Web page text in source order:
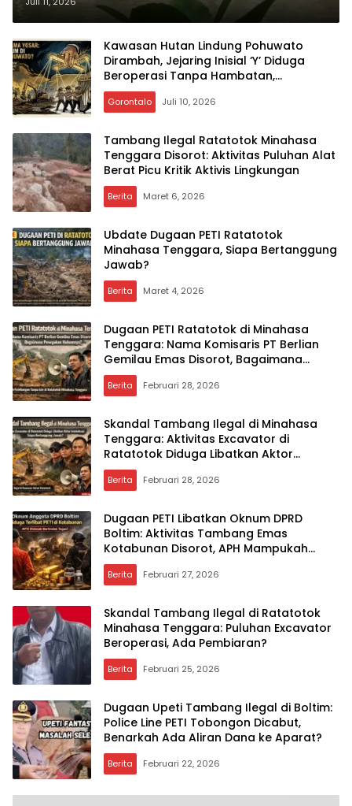
Tambang Ilegal Berlanjut?
Kawasan Hutan Lindung Pohuwato
Dirambah, Jejaring Inisial ‘Y’ Diduga
Beroperasi Tanpa Hambatan,
Bagaimana Modusnya?
Gorontalo Juli 10, 2026
Tambang Ilegal Ratatotok Minahasa
Tenggara Disorot: Aktivitas Puluhan Alat
Berat Picu Kritik Aktivis Lingkungan
Berita Maret 6, 2026
Ubdate Dugaan PETI Ratatotok
Minahasa Tenggara, Siapa Bertanggung
Jawab?
Berita Maret 4, 2026
Dugaan PETI Ratatotok di Minahasa
Tenggara: Nama Komisaris PT Berlian
Gemilau Emas Disorot, Bagaimana
Penegakan Hukumnya?
Berita Februari 28, 2026
Skandal Tambang Ilegal di Minahasa
Tenggara: Aktivitas Excavator di
Ratatotok Diduga Libatkan Aktor
Intelektual, Siapa Bertanggung Jawab?
Berita Februari 28, 2026
Dugaan PETI Libatkan Oknum DPRD
Boltim: Aktivitas Tambang Emas
Kotabunan Disorot, APH Mampukah
Bertindak Tegas?
Berita Februari 27, 2026
Skandal Tambang Ilegal di Ratatotok
Minahasa Tenggara: Puluhan Excavator
Beroperasi, Ada Pembiaran?
Berita Februari 25, 2026
Dugaan Upeti Tambang Ilegal di Boltim:
Police Line PETI Tobongon Dicabut,
Benarkah Ada Aliran Dana ke Aparat?
Berita Februari 22, 2026